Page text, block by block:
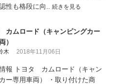
性も格段に向.. 続きを見る
カムロード（キャンピングカー
）
木 2018年11月06日
情報 トヨタ カムロード（キャン
ー専用車両） ・取り付けた商